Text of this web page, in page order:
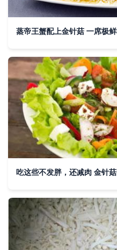
蒸帝王蟹配上金针菇 一席极
吃这些不发胖，还减肉 金针